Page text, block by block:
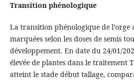
Transition phénologique
La transition phénologique de
marquées selon les doses de semis
développement. En date du 24/01/
élevée de plantes dans le traitement
atteint le stade début tallage,